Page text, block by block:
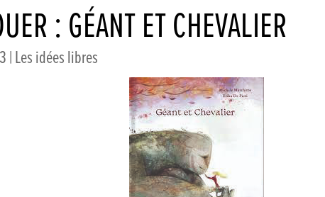
: GÉANT ET CHEVALIER
|Les idées libres